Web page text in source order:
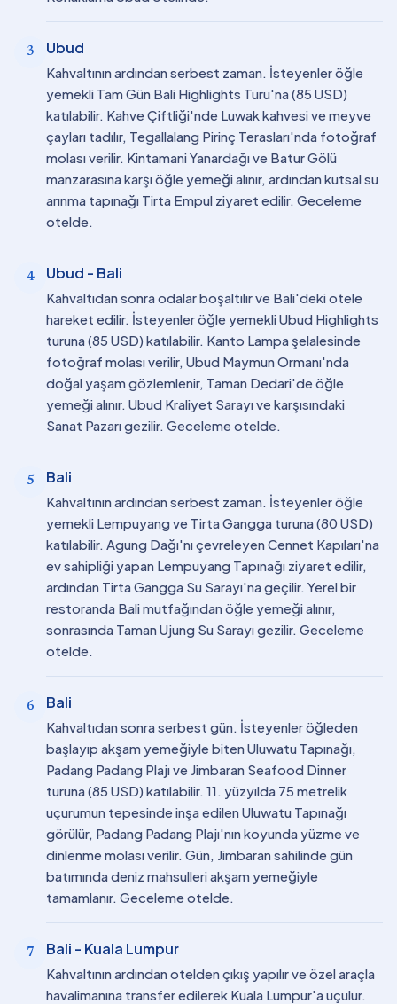
3 Ubud
Kahvaltının ardından serbest zaman. İsteyenler öğle
yemekli Tam Gün Bali Highlights Turu'na (85 USD)
katılabilir. Kahve Çiftliği'nde Luwak kahvesi ve meyve
çayları tadılır, Tegallalang Pirinç Terasları'nda fotoğraf
molası verilir. Kintamani Yanardağı ve Batur Gölü
manzarasına karşı öğle yemeği alınır, ardından kutsal su
arınma tapınağı Tirta Empul ziyaret edilir. Geceleme
otelde.
4 Ubud - Bali
Kahvaltıdan sonra odalar boşaltılır ve Bali'deki otele
hareket edilir. İsteyenler öğle yemekli Ubud Highlights
turuna (85 USD) katılabilir. Kanto Lampa şelalesinde
fotoğraf molası verilir, Ubud Maymun Ormanı'nda
doğal yaşam gözlemlenir, Taman Dedari'de öğle
yemeği alınır. Ubud Kraliyet Sarayı ve karşısındaki
Sanat Pazarı gezilir. Geceleme otelde.
5 Bali
Kahvaltının ardından serbest zaman. İsteyenler öğle
yemekli Lempuyang ve Tirta Gangga turuna (80 USD)
katılabilir. Agung Dağı'nı çevreleyen Cennet Kapıları'na
ev sahipliği yapan Lempuyang Tapınağı ziyaret edilir,
ardından Tirta Gangga Su Sarayı'na geçilir. Yerel bir
restoranda Bali mutfağından öğle yemeği alınır,
sonrasında Taman Ujung Su Sarayı gezilir. Geceleme
otelde.
6 Bali
Kahvaltıdan sonra serbest gün. İsteyenler öğleden
başlayıp akşam yemeğiyle biten Uluwatu Tapınağı,
Padang Padang Plajı ve Jimbaran Seafood Dinner
turuna (85 USD) katılabilir. 11. yüzyılda 75 metrelik
uçurumun tepesinde inşa edilen Uluwatu Tapınağı
görülür, Padang Padang Plajı'nın koyunda yüzme ve
dinlenme molası verilir. Gün, Jimbaran sahilinde gün
batımında deniz mahsulleri akşam yemeğiyle
tamamlanır. Geceleme otelde.
7 Bali - Kuala Lumpur
Kahvaltının ardından otelden çıkış yapılır ve özel araçla
havalimanına transfer edilerek Kuala Lumpur'a uçulur.